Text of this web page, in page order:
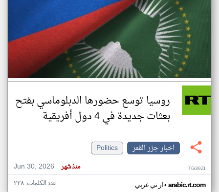
روسيا توسع حضورها الدبلوماسي بفتح
بعثات جديدة في 4 دول أفريقية
اخبار جزر القمر
Politics
Jun 30, 2026
منذ شهر TG39ZI
ار تي عربي• arabic.rt.com عدد الكلمات: ٢٢٨